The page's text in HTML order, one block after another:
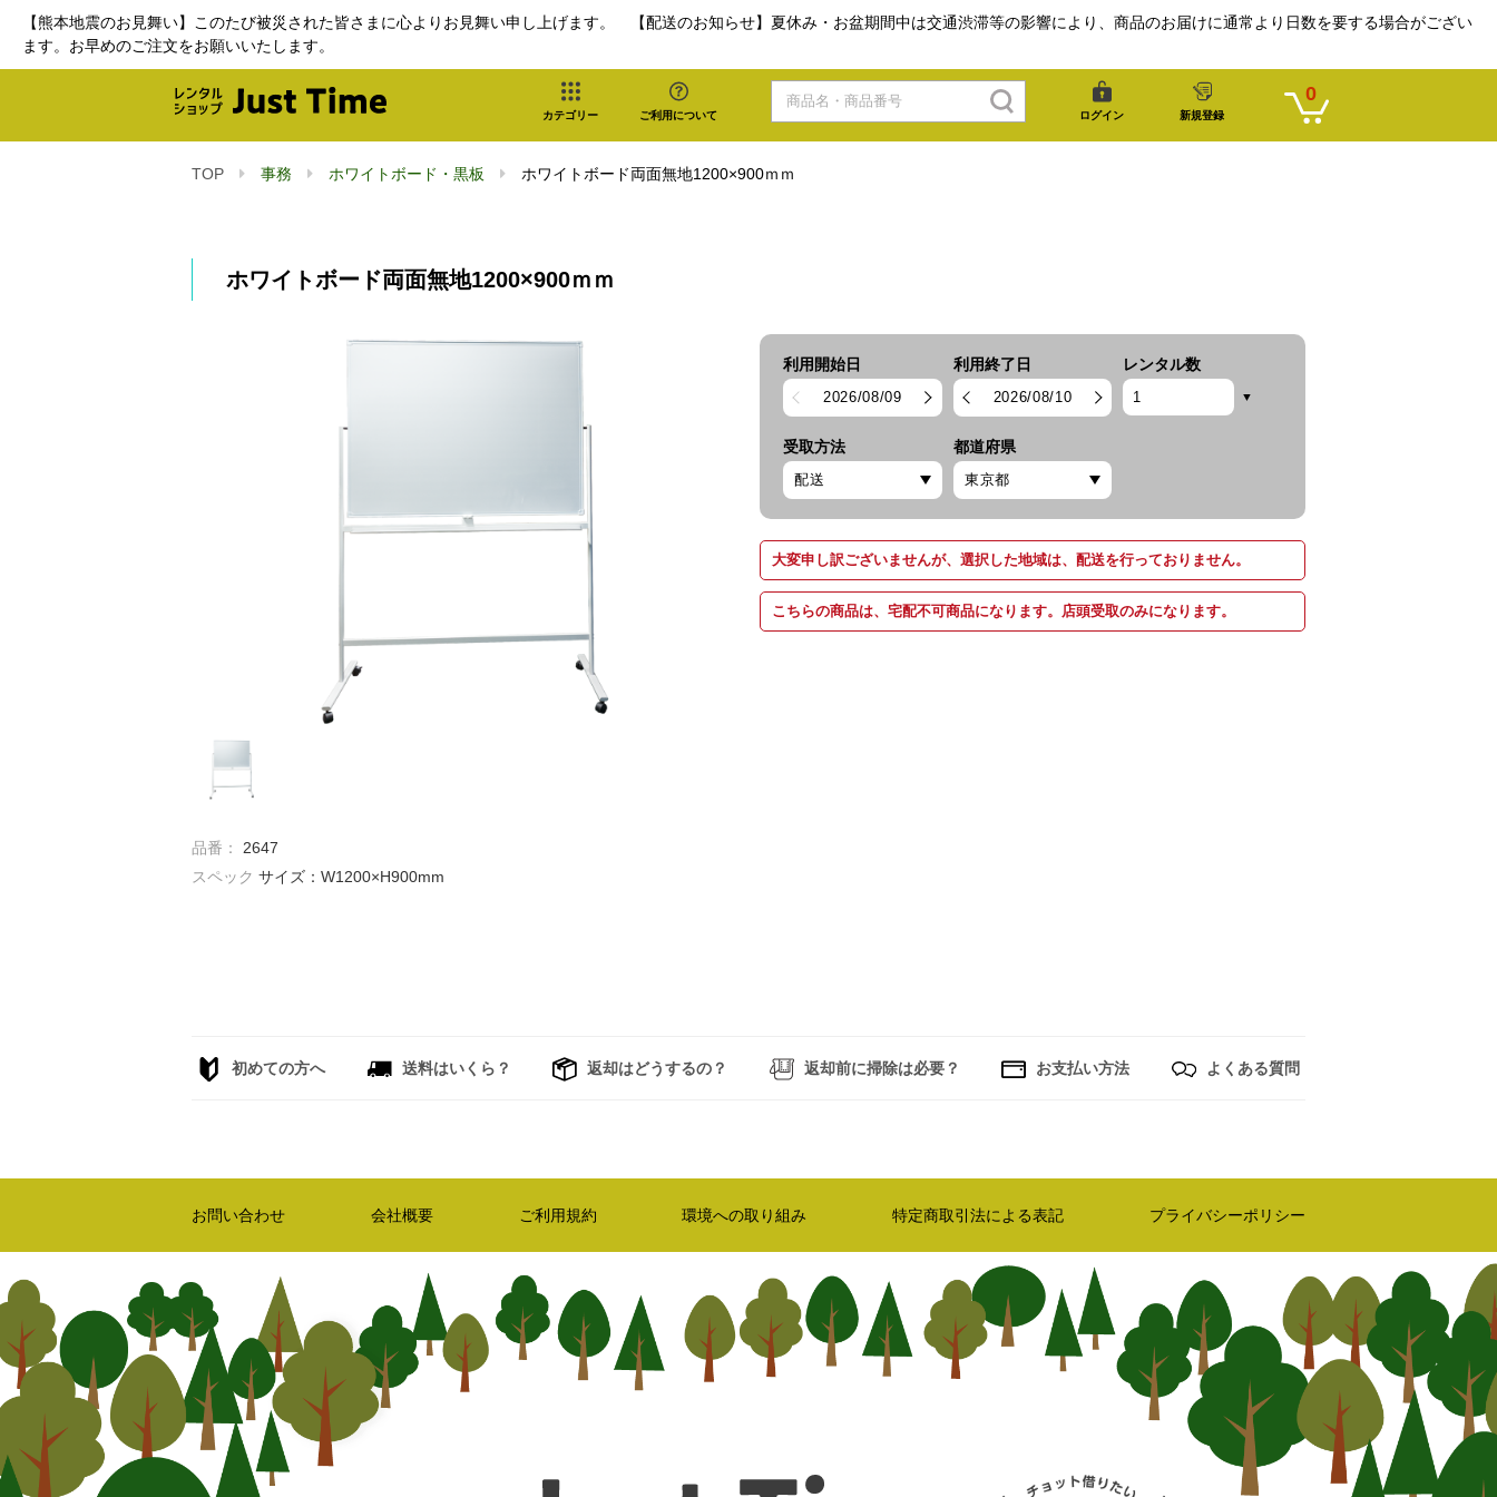
【熊本地震のお見舞い】このたび被災された皆さまに心よりお見舞い申し上げます。 【配送のお知らせ】夏休み・お盆期間中は交通渋滞等の影響により、商品のお届けに通常より日数を要する場合がござい
ます。お早めのご注文をお願いいたします。
カテゴリー ご利用について ログイン 新規登録
0
TOP 事務 ホワイトボード・黒板 ホワイトボード両面無地1200×900ｍｍ
ホワイトボード両面無地1200×900ｍｍ
品番：
2647
スペック サイズ：W1200×H900mm
利用開始日
2026/08/09
利用終了日
2026/08/10
レンタル数
受取方法 都道府県
大変申し訳ございませんが、選択した地域は、配送を行っておりません。
こちらの商品は、宅配不可商品になります。店頭受取のみになります。
初めての方へ 送料はいくら？ 返却はどうするの？ 返却前に掃除は必要？ お支払い方法 よくある質問
お問い合わせ 会社概要 ご利用規約 環境への取り組み 特定商取引法による表記 プライバシーポリシー